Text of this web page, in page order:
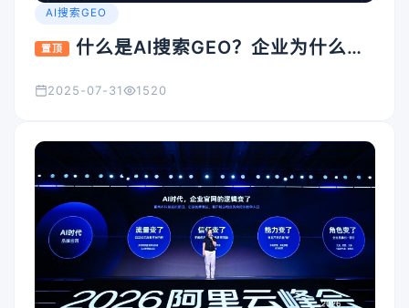
AI搜索GEO
置顶
什么是AI搜索GEO？企业为什么要
2025-07-31 1520